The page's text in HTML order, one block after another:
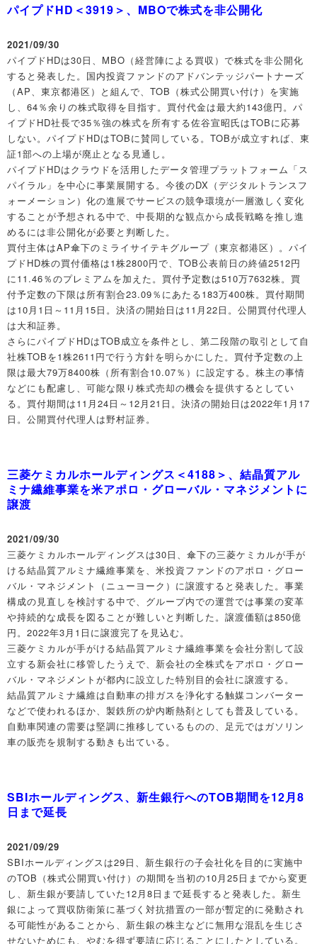
パイプドHD＜3919＞、MBOで株式を非公開化
2021/09/30
パイプドHDは30日、MBO（経営陣による買収）で株式を非公開化
すると発表した。国内投資ファンドのアドバンテッジパートナーズ
（AP、東京都港区）と組んで、TOB（株式公開買い付け）を実施
し、64％余りの株式取得を目指す。買付代金は最大約143億円。パ
イプドHD社長で35％強の株式を所有する佐谷宣昭氏はTOBに応募
しない。パイプドHDはTOBに賛同している。TOBが成立すれば、東
証1部への上場が廃止となる見通し。
パイプドHDはクラウドを活用したデータ管理プラットフォーム「ス
パイラル」を中心に事業展開する。今後のDX（デジタルトランスフ
ォーメーション）化の進展でサービスの競争環境が一層激しく変化
することが予想される中で、中長期的な観点から成長戦略を推し進
めるには非公開化が必要と判断した。
買付主体はAP傘下のミライサイテキグループ（東京都港区）。パイ
プドHD株の買付価格は1株2800円で、TOB公表前日の終値2512円
に11.46％のプレミアムを加えた。買付予定数は510万7632株。買
付予定数の下限は所有割合23.09％にあたる183万400株。買付期間
は10月1日～11月15日。決済の開始日は11月22日。公開買付代理人
は大和証券。
さらにパイプドHDはTOB成立を条件とし、第二段階の取引として自
社株TOBを1株2611円で行う方針を明らかにした。買付予定数の上
限は最大79万8400株（所有割合10.07％）に設定する。株主の事情
などにも配慮し、可能な限り株式売却の機会を提供するとしてい
る。買付期間は11月24日～12月21日。決済の開始日は2022年1月17
日。公開買付代理人は野村証券。
三菱ケミカルホールディングス＜4188＞、結晶質アル
ミナ繊維事業を米アポロ・グローバル・マネジメントに
譲渡
2021/09/30
三菱ケミカルホールディングスは30日、傘下の三菱ケミカルが手が
ける結晶質アルミナ繊維事業を、米投資ファンドのアポロ・グロー
バル・マネジメント（ニューヨーク）に譲渡すると発表した。事業
構成の見直しを検討する中で、グループ内での運営では事業の変革
や持続的な成長を図ることが難しいと判断した。譲渡価額は850億
円。2022年3月1日に譲渡完了を見込む。
三菱ケミカルが手がける結晶質アルミナ繊維事業を会社分割して設
立する新会社に移管したうえで、新会社の全株式をアポロ・グロー
バル・マネジメントが都内に設立した特別目的会社に譲渡する。
結晶質アルミナ繊維は自動車の排ガスを浄化する触媒コンバーター
などで使われるほか、製鉄所の炉内断熱剤としても普及している。
自動車関連の需要は堅調に推移しているものの、足元ではガソリン
車の販売を規制する動きも出ている。
SBIホールディングス、新生銀行へのTOB期間を12月8
日まで延長
2021/09/29
SBIホールディングスは29日、新生銀行の子会社化を目的に実施中
のTOB（株式公開買い付け）の期間を当初の10月25日までから変更
し、新生銀が要請していた12月8日まで延長すると発表した。新生
銀によって買収防衛策に基づく対抗措置の一部が暫定的に発動され
る可能性があることから、新生銀の株主などに無用な混乱を生じさ
せないためにも、やむを得ず要請に応じることにしたとしている。